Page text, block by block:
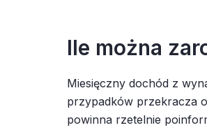
Ile można
Miesięczny dochód z
przypadków przekracza
powinna rzetelnie